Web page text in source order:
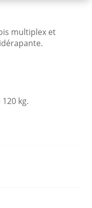
multiplex et
120 kg.